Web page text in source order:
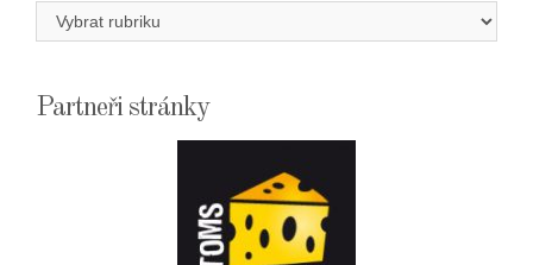
Rubriky
Partneři stránky